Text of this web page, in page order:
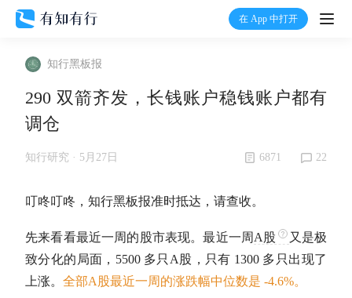
在 App 中打开
打
加入我们
知行黑板报
290 双箭齐发，长钱账户稳钱账户都有
调仓
知行研究 · 5月27日 6871 22
叮咚叮咚，知行黑板报准时抵达，请查收。
先来看看最近一周的股市表现。最近一周 A股
又是极
致分化的局面，5500 多只 A股 ，只有 1300 多只出现了
上涨。 全部A股最近一周的涨跌幅中位数是 -4.6%。